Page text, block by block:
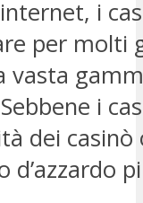
i
per molti
i
dei
d’azzardo